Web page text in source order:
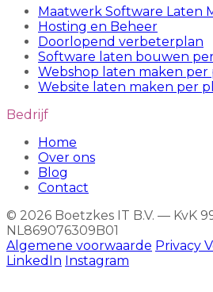
Maatwerk Software Laten
Hosting en Beheer
Doorlopend verbeterplan
Software laten bouwen
Webshop laten maken per
Website laten maken per
Bedrijf
Home
Over ons
Blog
Contact
© 2026 Boetzkes IT B.V. — KvK
NL869076309B01
Algemene voorwaarde Privacy
LinkedIn Instagram